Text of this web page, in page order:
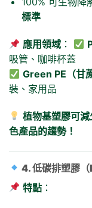
標準
應用領域 ：
吸管、咖啡杯蓋
Green PE（甘
裝、家用品
植物基塑膠可
色產品的趨勢！
4. 低碳排塑膠
特點 ：